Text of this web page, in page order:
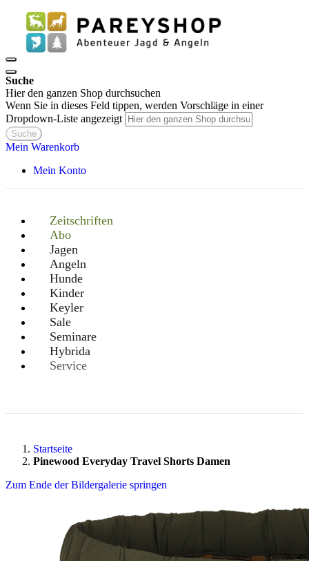
Suche
Hier den ganzen Shop durchsuchen
Wenn Sie in dieses Feld tippen, werden Vorschläge in einer
Dropdown-Liste angezeigt
Suche
Mein Warenkorb
Mein Konto
Zeitschriften
Abo
Jagen
Angeln
Hunde
Kinder
Keyler
Sale
Seminare
Hybrida
Service
Startseite
Pinewood Everyday Travel Shorts Damen
Zum Ende der Bildergalerie springen